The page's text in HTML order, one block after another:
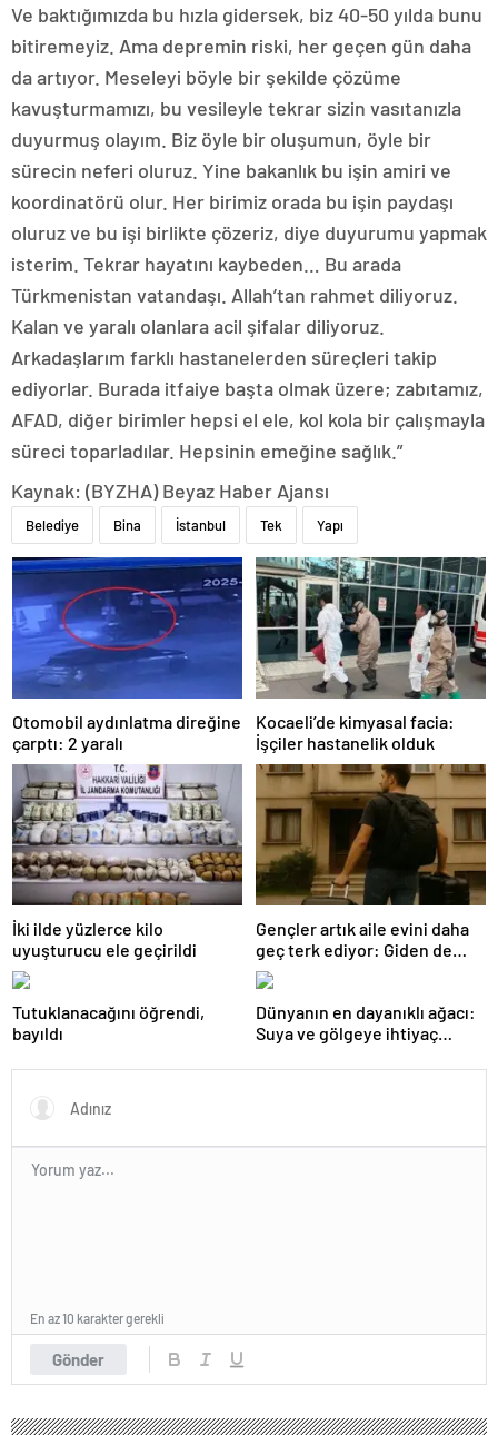
Ve baktığımızda bu hızla gidersek, biz 40-50 yılda bunu
bitiremeyiz. Ama depremin riski, her geçen gün daha
da artıyor. Meseleyi böyle bir şekilde çözüme
kavuşturmamızı, bu vesileyle tekrar sizin vasıtanızla
duyurmuş olayım. Biz öyle bir oluşumun, öyle bir
sürecin neferi oluruz. Yine bakanlık bu işin amiri ve
koordinatörü olur. Her birimiz orada bu işin paydaşı
oluruz ve bu işi birlikte çözeriz, diye duyurumu yapmak
isterim. Tekrar hayatını kaybeden… Bu arada
Türkmenistan vatandaşı. Allah’tan rahmet diliyoruz.
Kalan ve yaralı olanlara acil şifalar diliyoruz.
Arkadaşlarım farklı hastanelerden süreçleri takip
ediyorlar. Burada itfaiye başta olmak üzere; zabıtamız,
AFAD, diğer birimler hepsi el ele, kol kola bir çalışmayla
süreci toparladılar. Hepsinin emeğine sağlık.”
Kaynak: (BYZHA) Beyaz Haber Ajansı
Belediye Bina İstanbul Tek Yapı
Otomobil aydınlatma direğine
çarptı: 2 yaralı
Kocaeli’de kimyasal facia:
İşçiler hastanelik olduk
İki ilde yüzlerce kilo
uyuşturucu ele geçirildi
Gençler artık aile evini daha
geç terk ediyor: Giden de
geri dönüyor
Tutuklanacağını öğrendi,
bayıldı
Dünyanın en dayanıklı ağacı:
Suya ve gölgeye ihtiyaç
veriyor!
Gönder
En az 10 karakter gerekli